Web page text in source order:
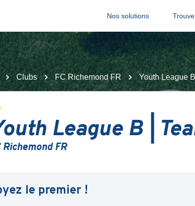
Nos solutions
Clubs FC Richemond FR Youth League
League B |
Richemond FR
le premier !